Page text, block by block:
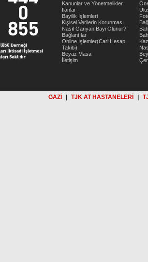
Kanunlar ve Yönetmelikler
İlanlar
Bayilik İşlemleri
Kişisel Verilerin Korunması
Nasıl Ganyan Bayi Olunur?
Bağlantılar
Online İşlemler(Cari Hesap
Takibi)
Beyaz Masa
İletişim
GAZİ TJK AT HASTANELERİ